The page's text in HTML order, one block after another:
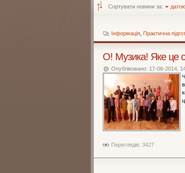
Сортувати новини за:
Інформація Практична
О! Музика! Яке це
Опубліковано: 17-06-2014,
Переглядів: 3427